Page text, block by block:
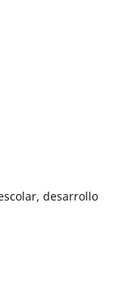
desarrollo